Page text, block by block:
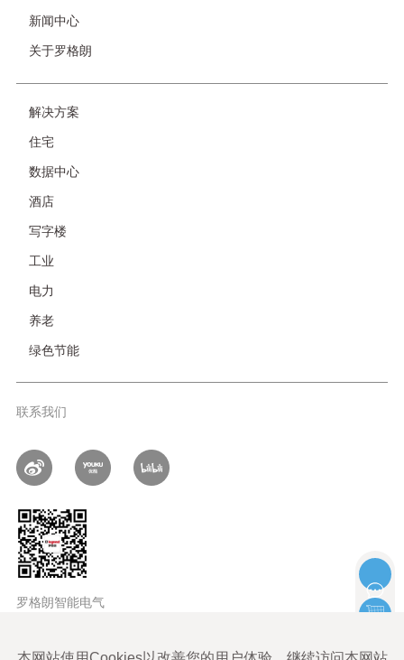
新闻中心
关于罗格朗
友
链
非
页
解决方案
住宅
数据中心
酒店
写字楼
工业
电力
养老
绿色节能
联系我们
罗格朗智能电气